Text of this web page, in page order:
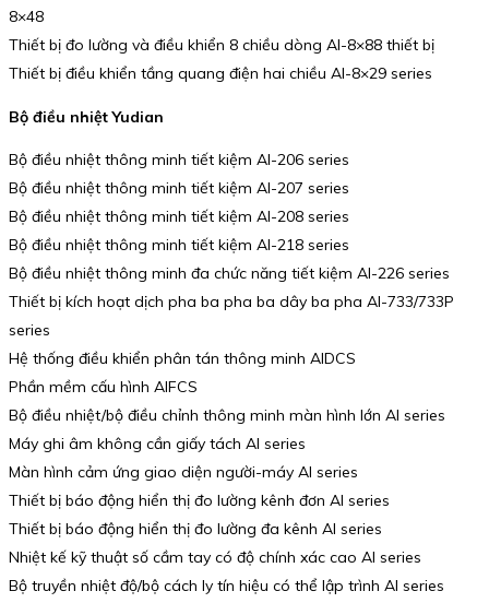
8×48
Thiết bị đo lường và điều khiển 8 chiều dòng AI-8×88 thiết bị
Thiết bị điều khiển tầng quang điện hai chiều AI-8×29 series
Bộ điều nhiệt Yudian
Bộ điều nhiệt thông minh tiết kiệm AI-206 series
Bộ điều nhiệt thông minh tiết kiệm AI-207 series
Bộ điều nhiệt thông minh tiết kiệm AI-208 series
Bộ điều nhiệt thông minh tiết kiệm AI-218 series
Bộ điều nhiệt thông minh đa chức năng tiết kiệm AI-226 series
Thiết bị kích hoạt dịch pha ba pha ba dây ba pha AI-733/733P
series
Hệ thống điều khiển phân tán thông minh AIDCS
Phần mềm cấu hình AIFCS
Bộ điều nhiệt/bộ điều chỉnh thông minh màn hình lớn AI series
Máy ghi âm không cần giấy tách AI series
Màn hình cảm ứng giao diện người-máy AI series
Thiết bị báo động hiển thị đo lường kênh đơn AI series
Thiết bị báo động hiển thị đo lường đa kênh AI series
Nhiệt kế kỹ thuật số cầm tay có độ chính xác cao AI series
Bộ truyền nhiệt độ/bộ cách ly tín hiệu có thể lập trình AI series